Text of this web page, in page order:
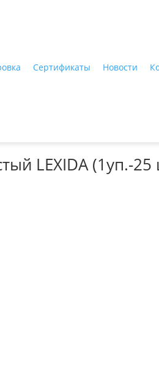
Сертификаты Новости
LEXIDA (1уп.-25